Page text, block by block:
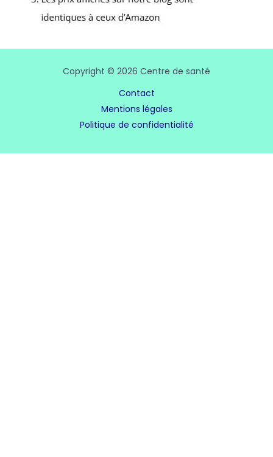
Copyright © 2026 Centre de santé
Contact
Mentions légales
Politique de confidentialité